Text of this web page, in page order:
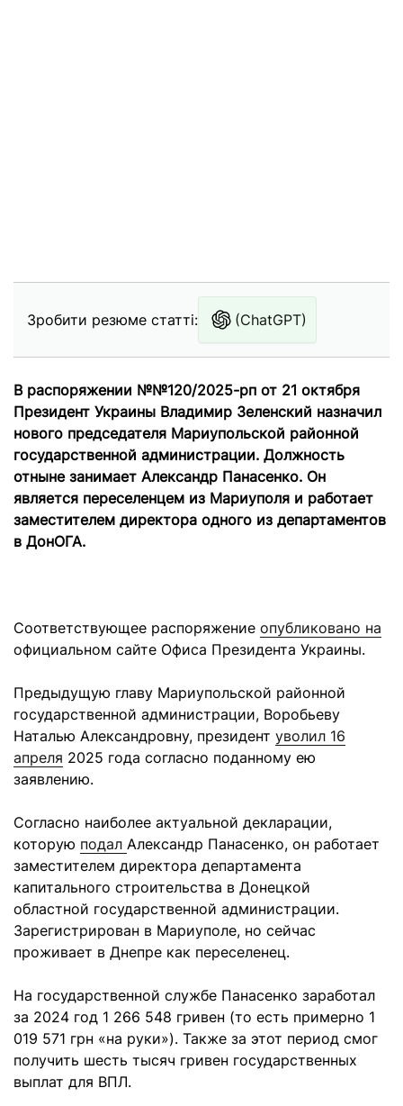
Зробити резюме статті: (ChatGPT)
В распоряжении №№120/2025-рп от 21 октября
Президент Украины Владимир Зеленский назначил
нового председателя Мариупольской районной
государственной администрации. Должность
отныне занимает Александр Панасенко. Он
является переселенцем из Мариуполя и работает
заместителем директора одного из департаментов
в ДонОГА.
Соответствующее распоряжение опубликовано на
официальном сайте Офиса Президента Украины.
Предыдущую главу Мариупольской районной
государственной администрации, Воробьеву
Наталью Александровну, президент уволил 16
апреля 2025 года согласно поданному ею
заявлению.
Согласно наиболее актуальной декларации,
которую подал Александр Панасенко, он работает
заместителем директора департамента
капитального строительства в Донецкой
областной государственной администрации.
Зарегистрирован в Мариуполе, но сейчас
проживает в Днепре как переселенец.
На государственной службе Панасенко заработал
за 2024 год 1 266 548 гривен (то есть примерно 1
019 571 грн «на руки»). Также за этот период смог
получить шесть тысяч гривен государственных
выплат для ВПЛ.